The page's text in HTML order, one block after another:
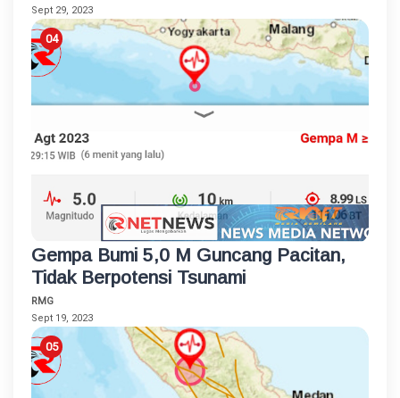
Sept 29, 2023
Gempa Bumi 5,0 M Guncang Pacitan,
Tidak Berpotensi Tsunami
RMG
Sept 19, 2023